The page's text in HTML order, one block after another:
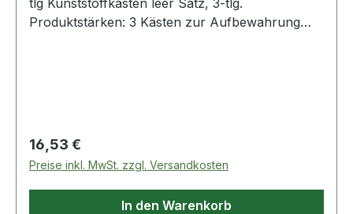
Produktstärken: 3 Kästen zur Aufbewahrung
Regulärer Preis:
16,53 €
Preise inkl. MwSt. zzgl. Versandkosten
In den Warenkorb